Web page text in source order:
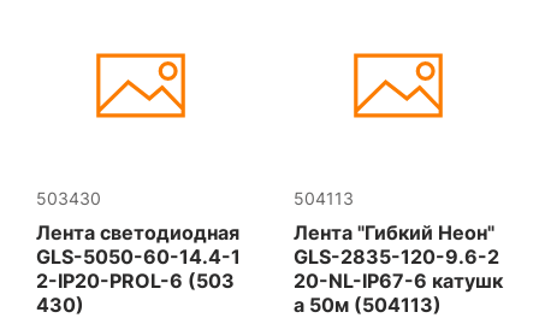
503430
Лента светодиодная
GLS-5050-60-14.4-1
2-IP20-PROL-6 (503
430)
504113
Лента "Гибкий Неон"
GLS-2835-120-9.6-2
20-NL-IP67-6 катушк
а 50м (504113)